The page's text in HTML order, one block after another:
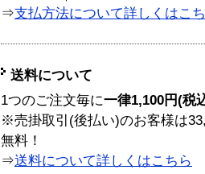
⇒支払方法について詳しくはこ
送料について
1つのご注文毎に一律1,100円(税
※売掛取引(後払い)のお客様は
無料！
⇒送料について詳しくはこちら